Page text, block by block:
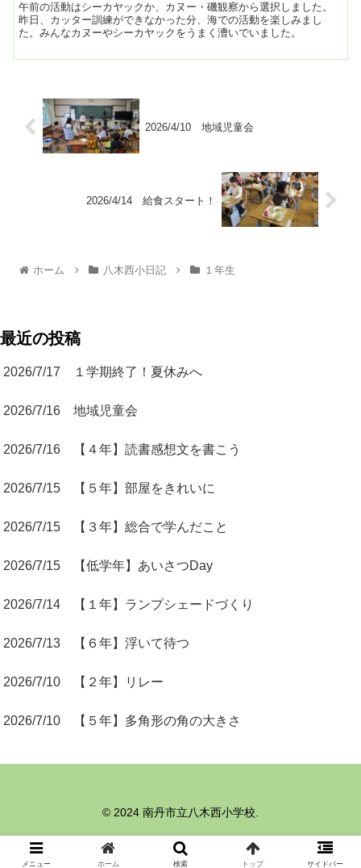
午前の活動はシーカヤックか、カヌー・磯観察から選択しました。
昨日、カッター訓練ができなかった分、海での活動を楽しみまし
た。みんなカヌーやシーカヤックをうまく漕いでいました。
2026/4/10 地域児童会
2026/4/14 給食スタート！
ホーム 八木西小日記 １年生
最近の投稿
2026/7/17 １学期終了！夏休みへ
2026/7/16 地域児童会
2026/7/16 【４年】読書感想文を書こう
2026/7/15 【５年】部屋をきれいに
2026/7/15 【３年】総合で学んだこと
2026/7/15 【低学年】あいさつDay
2026/7/14 【１年】ランプシェードづくり
2026/7/13 【６年】浮いて待つ
2026/7/10 【２年】リレー
2026/7/10 【５年】多角形の角の大きさ
© 2024 南丹市立八木西小学校.
メニュー ホーム 検索 トップ サイドバー